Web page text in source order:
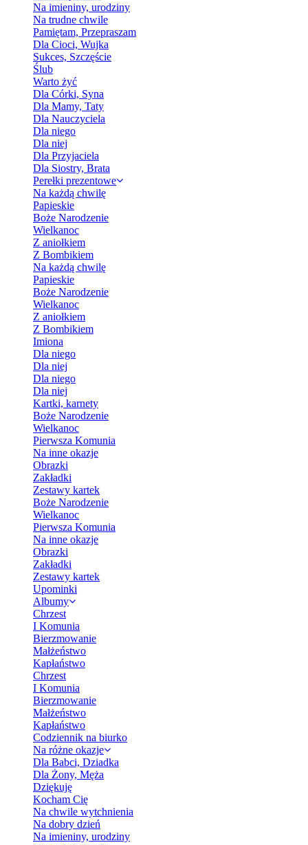
Na imieniny, urodziny
Na trudne chwile
Pamiętam, Przepraszam
Dla Cioci, Wujka
Sukces, Szczęście
Ślub
Warto żyć
Dla Córki, Syna
Dla Mamy, Taty
Dla Nauczyciela
Dla niego
Dla niej
Dla Przyjaciela
Dla Siostry, Brata
Perełki prezentowe
Na każdą chwilę
Papieskie
Boże Narodzenie
Wielkanoc
Z aniołkiem
Z Bombikiem
Na każdą chwilę
Papieskie
Boże Narodzenie
Wielkanoc
Z aniołkiem
Z Bombikiem
Imiona
Dla niego
Dla niej
Dla niego
Dla niej
Kartki, karnety
Boże Narodzenie
Wielkanoc
Pierwsza Komunia
Na inne okazje
Obrazki
Zakładki
Zestawy kartek
Boże Narodzenie
Wielkanoc
Pierwsza Komunia
Na inne okazje
Obrazki
Zakładki
Zestawy kartek
Upominki
Albumy
Chrzest
I Komunia
Bierzmowanie
Małżeństwo
Kapłaństwo
Chrzest
I Komunia
Bierzmowanie
Małżeństwo
Kapłaństwo
Codziennik na biurko
Na różne okazje
Dla Babci, Dziadka
Dla Żony, Męża
Dziękuję
Kocham Cię
Na chwile wytchnienia
Na dobry dzień
Na imieniny, urodziny